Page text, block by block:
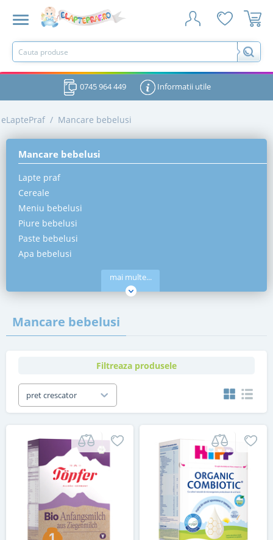
0745 964 449 Informatii utile
eLaptePraf / Mancare bebelusi
Mancare bebelusi
Lapte praf
Cereale
Meniu bebelusi
Piure bebelusi
Paste bebelusi
Apa bebelusi
mai multe...
Mancare bebelusi
Filtreaza produsele
pret crescator